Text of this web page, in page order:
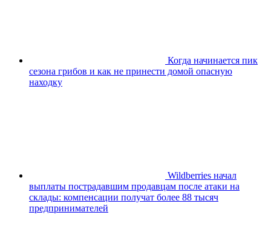
Когда начинается пик
сезона грибов и как не принести домой опасную
находку
Wildberries начал
выплаты пострадавшим продавцам после атаки на
склады: компенсации получат более 88 тысяч
предпринимателей